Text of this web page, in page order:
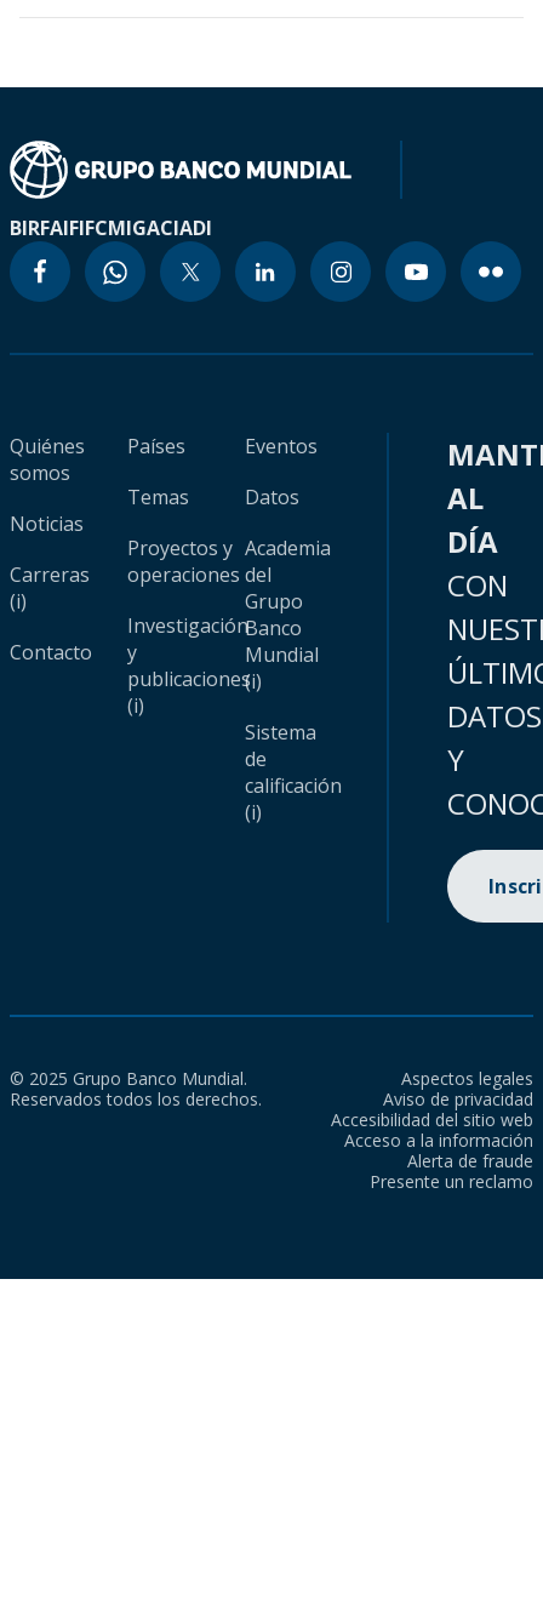
BIRFAIFIFCMIGACIADI
Quiénes
somos
Noticias
Carreras
(i)
Contacto
Países
Temas
Proyectos y
operaciones
Investigación
y
publicaciones
(i)
Eventos
Datos
Academia
del
Grupo
Banco
Mundial
(i)
Sistema
de
calificación
(i)
AL
DÍA
CON
DATOS
Y
© 2025 Grupo Banco Mundial.
Reservados todos los derechos.
Aspectos legales
Aviso de privacidad
Accesibilidad del sitio web
Acceso a la información
Alerta de fraude
Presente un reclamo